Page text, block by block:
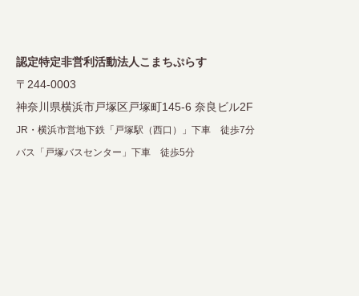
ン
認定特定非営利活動法人こまちぷらす
〒244-0003
神奈川県横浜市戸塚区戸塚町145-6 奈良ビル2F
JR・横浜市営地下鉄「戸塚駅（西口）」下車 徒歩7分
バス「戸塚バスセンター」下車 徒歩5分